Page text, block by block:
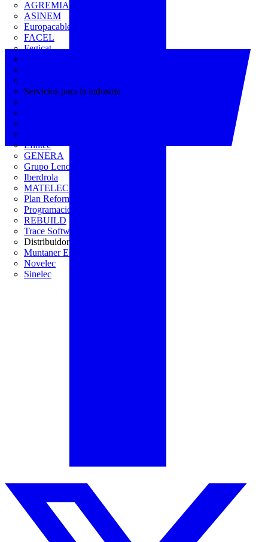
AGREMIA
ASINEM
Europacable
FACEL
Fegicat
Servicios para la industria
Efintec
GENERA
Grupo Lenor
Iberdrola
MATELEC
Plan Reforma
Programación Integral
REBUILD
Trace Software
Distribuidor
Muntaner Electro
Novelec
Sinelec